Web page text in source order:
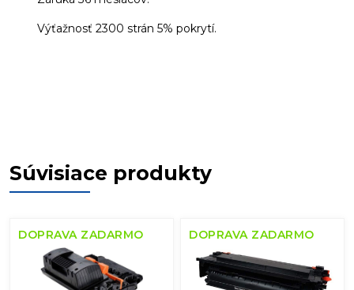
Výťažnosť 2300 strán 5% pokrytí.
Súvisiace produkty
DOPRAVA ZADARMO DOPRAVA ZADARMO